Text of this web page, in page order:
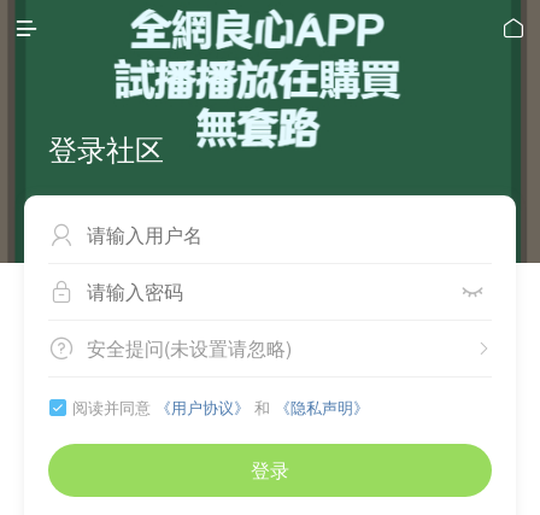
 
登录社区

 
 
安全提问(未设置请忽略)
 阅读并同意 《用户协议》 和 《隐私声明》
登录